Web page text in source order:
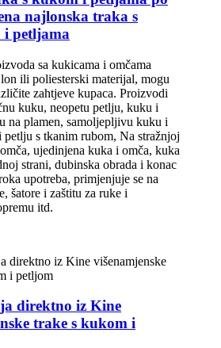
najlonska traka s
petljama
sa kukicama i omčama
ili poliesterski materijal, mogu
zahtjeve kupaca. Proizvodi
kuku, neopetu petlju, kuku i
na plamen, samoljepljivu kuku i
s tkanim rubom, Na stražnjoj
ujedinjena kuka i omča, kuka
strani, dubinska obrada i konac
upotreba, primjenjuje se na
šatore i zaštitu za ruke i
itd.
direktno iz Kine
trake s kukom i